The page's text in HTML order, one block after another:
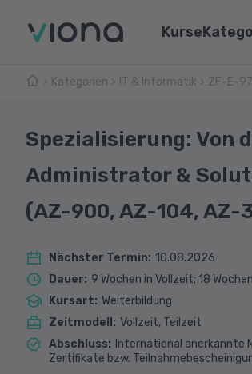
Kurse
Kategorien IT & Informatik ZF-E-
Spezialisierung: Von
Administrator &
(AZ-900, AZ-104, AZ-
Nächster Termin: 10.08.2026
Dauer: 9 Wochen in Vollzeit; 18
Kursart: Weiterbildung
Zeitmodell : Vollzeit, Teilzeit
Abschluss: International
Zertifikate bzw.